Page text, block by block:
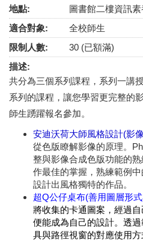
地點:
圖書館二樓資訊
適合對象:
全校師生
限制人數:
30 (已額滿)
描述:
共分為三個系列課程，系列一講
系列的課程，讓您學習更完整的
師生踴躍報名參加。
安迪沃荷大師風格設計(影
從色版瞭解影像的原理。
整與影像合成色版功能的
作最佳的掌握，熟練範例
設計出風格獨特的作品。
超Q公仔桌布(善用圖層形
將收集的卡通圖案，經過
便能成為自己的設計。透
具與路徑視窗的對應使用